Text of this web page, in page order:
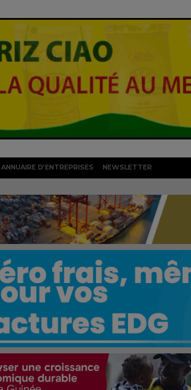
ANNUAIRE D’ENTREPRISES NEWSLETTER